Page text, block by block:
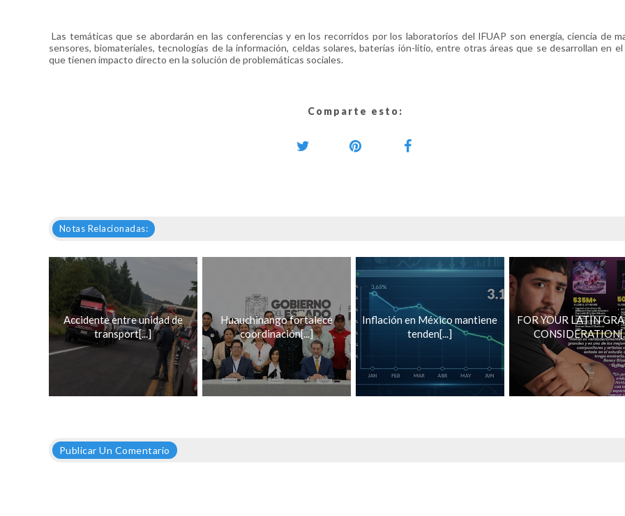
Las temáticas que se abordarán en las conferencias y en los recorridos por los laboratorios del IFUAP son energía, ciencia de
sensores, biomateriales, tecnologías de la información, celdas solares, baterías ión-litio, entre otras áreas que se desarrollan en el
que tienen impacto directo en la solución de problemáticas sociales.
Comparte esto:
Notas Relacionadas:
Accidente entre unidad de
transport[...]
Huauchinango fortalece
coordinación[...]
Inflación en México mantiene
tenden[...]
FOR YOUR LATIN
Publicar Un Comentario